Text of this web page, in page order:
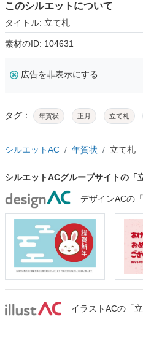
このシルエットについて
タイトル: 立て札
素材のID: 104631
広告を非表示にする
タグ： 年賀状 正月 立て札
シルエットAC 年賀状 立て札
シルエットACグループサイトの「
デザインACの
イラストACの「